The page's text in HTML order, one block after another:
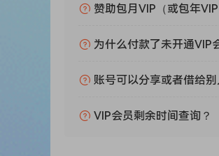
-另一种可能的选择是，如果
假设您想在计算机 B 上注册插件
那么您必须手动勾选锁定选项
并生成激活码。
赞助包月VIP（或包年
为什么付款了未开通VIP
账号可以分享或者借给别
VIP会员剩余时间查询？